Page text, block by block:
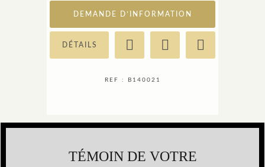
DEMANDE D’INFORMATION
DÉTAILS
REF : B140021
TÉMOIN DE VOTRE